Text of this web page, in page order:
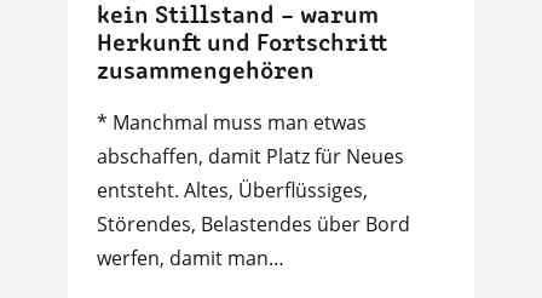
kein Stillstand – warum
Herkunft und Fortschritt
zusammengehören
* Manchmal muss man etwas
abschaffen, damit Platz für Neues
entsteht. Altes, Überflüssiges,
Störendes, Belastendes über Bord
werfen, damit man…